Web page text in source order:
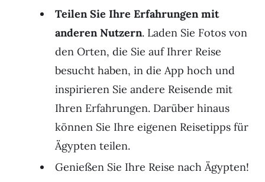
Teilen Sie Ihre Erfahrungen mit
anderen Nutzern. Laden Sie Fotos von
den Orten, die Sie auf Ihrer Reise
besucht haben, in die App hoch und
inspirieren Sie andere Reisende mit
Ihren Erfahrungen. Darüber hinaus
können Sie Ihre eigenen Reisetipps für
Ägypten teilen.
Genießen Sie Ihre Reise nach Ägypten!